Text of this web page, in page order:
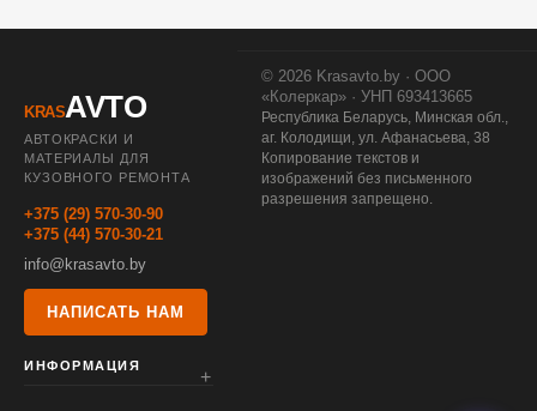
KRASAVTO
АВТОКРАСКИ И
МАТЕРИАЛЫ ДЛЯ
КУЗОВНОГО РЕМОНТА
+375 (29) 570-30-90
+375 (44) 570-30-21
info@krasavto.by
НАПИСАТЬ НАМ
ИНФОРМАЦИЯ
© 2026 Krasavto.by · ООО
«Колеркар» · УНП 693413665
Республика Беларусь, Минская обл.,
аг. Колодищи, ул. Афанасьева, 38
Копирование текстов и
изображений без письменного
разрешения запрещено.